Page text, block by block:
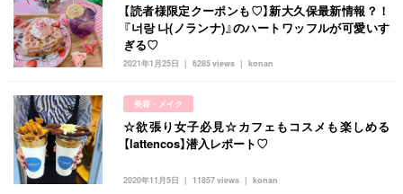
2021年1月25日 konan
6285 views
【読者様限定クーポンも♡】新大久保最新情報？！
『너랑 나(ノランナ)』のハートワッフルが可愛いす
ぎる♡
美容・メイク
2020年11月5日 konan
11857 views
☆欲張り女子必見☆カフェもコスメも楽しめる
【lattencos】潜入レポート♡